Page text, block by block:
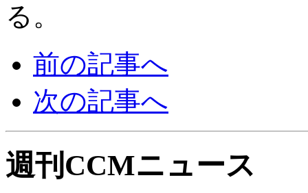
る。
前の記事へ
次の記事へ
週刊CCMニュース